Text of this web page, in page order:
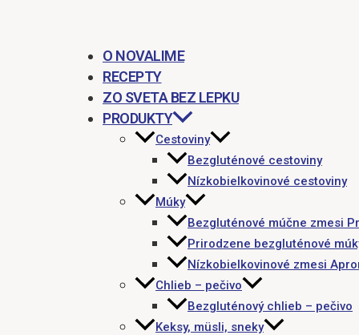
O NOVALIME
RECEPTY
ZO SVETA BEZ LEPKU
PRODUKTY
Cestoviny
Bezgluténové cestoviny
Nízkobielkovinové cestoviny
Múky
Bezgluténové múčne zmesi
Prirodzene bezgluténové
Nízkobielkovinové zmesi
Chlieb – pečivo
Bezgluténový chlieb – pečivo
Keksy, müsli, sneky